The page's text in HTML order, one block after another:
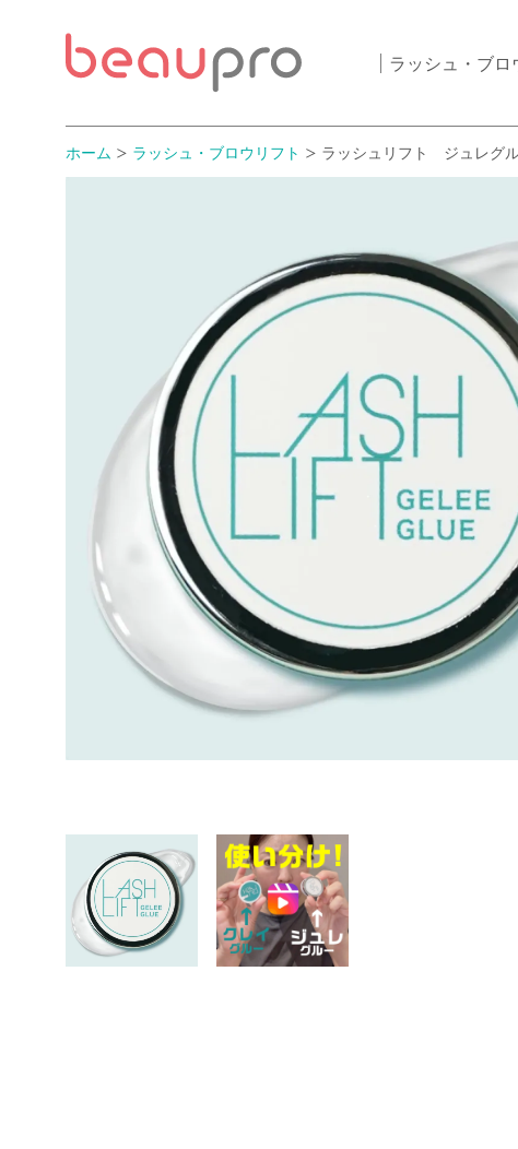
ラッシュ・ブロ
ホーム ラッシュ・ブロウリフト ラッシュリフト ジュレグ
この投稿をInstagramで見る
この投稿をInstagramで見る